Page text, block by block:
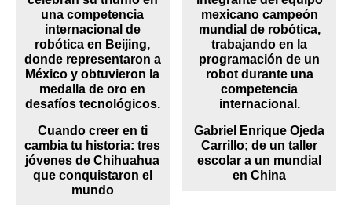
Cuando creer en ti
cambia tu historia: tres
jóvenes de Chihuahua
que conquistaron el
mundo
Gabriel Enrique Ojeda
Carrillo; de un taller
escolar a un mundial
en China